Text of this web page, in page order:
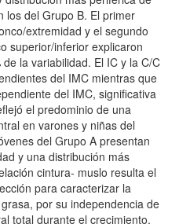
los del Grupo B. El primer
extremidad y el segundo
superior/inferior explicaron
la variabilidad. El IC y la C/C
del IMC mientras que
del IMC, significativa
el predominio de una
en varones y niñas del
del Grupo A presentan
y una distribución más
cintura- muslo resulta el
para caracterizar la
por su independencia de
total durante el crecimiento.